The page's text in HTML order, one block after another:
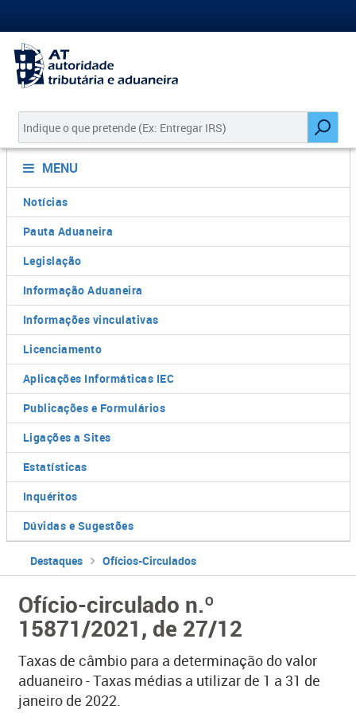
MENU
Notícias
Pauta Aduaneira
Legislação
Informação Aduaneira
Informações vinculativas
Licenciamento
Aplicações Informáticas IEC
Publicações e Formulários
Ligações a Sites
Estatísticas
Inquéritos
Dúvidas e Sugestões
Destaques Ofícios-Circulados
Ofício-circulado n.º
15871/2021, de 27/12
Taxas de câmbio para a determinação do valor
aduaneiro - Taxas médias a utilizar de 1 a 31 de
janeiro de 2022.